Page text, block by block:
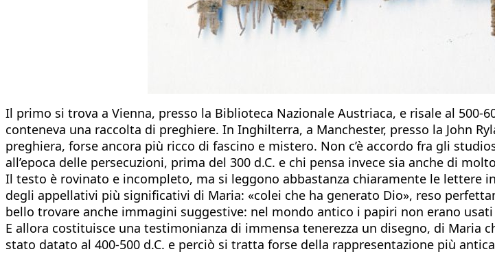
Il primo si trova a Vienna, presso la Biblioteca Nazionale Austriaca, e risale al
conteneva una raccolta di preghiere. In Inghilterra, a Manchester, presso la John
preghiera, forse ancora più ricco di fascino e mistero. Non c’è accordo fra gli
all’epoca delle persecuzioni, prima del 300 d.C. e chi pensa invece sia anche di
Il testo è rovinato e incompleto, ma si leggono abbastanza chiaramente le lettere
degli appellativi più significativi di Maria: «colei che ha generato Dio», reso
bello trovare anche immagini suggestive: nel mondo antico i papiri non erano
E allora costituisce una testimonianza di immensa tenerezza un disegno, di Maria
stato datato al 400-500 d.C. e perciò si tratta forse della rappresentazione più